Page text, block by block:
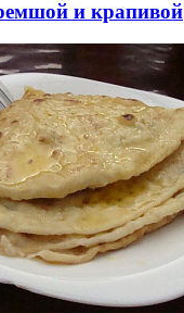
и крапивой